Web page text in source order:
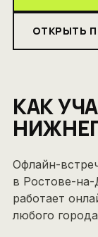
ОТКРЫТЬ
КАК
Офлайн-
в Ростове-
работает
любого